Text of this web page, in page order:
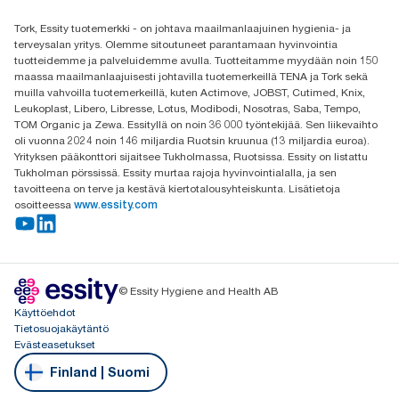
Oy Essity Finland Ab
Revontulenkuja 1
02100 Espoo
Tork, Essity tuotemerkki - on johtava maailmanlaajuinen hygienia- ja
terveysalan yritys. Olemme sitoutuneet parantamaan hyvinvointia
tuotteidemme ja palveluidemme avulla. Tuotteitamme myydään noin 150
maassa maailmanlaajuisesti johtavilla tuotemerkeillä TENA ja Tork sekä
muilla vahvoilla tuotemerkeillä, kuten Actimove, JOBST, Cutimed, Knix,
Leukoplast, Libero, Libresse, Lotus, Modibodi, Nosotras, Saba, Tempo,
TOM Organic ja Zewa. Essityllä on noin 36 000 työntekijää. Sen liikevaihto
oli vuonna 2024 noin 146 miljardia Ruotsin kruunua (13 miljardia euroa).
Yrityksen pääkonttori sijaitsee Tukholmassa, Ruotsissa. Essity on listattu
Tukholman pörssissä. Essity murtaa rajoja hyvinvointialalla, ja sen
tavoitteena on terve ja kestävä kiertotalousyhteiskunta. Lisätietoja
osoitteessa www.essity.com
© Essity Hygiene and Health AB
Käyttöehdot
Tietosuojakäytäntö
Evästeasetukset
Finland | Suomi